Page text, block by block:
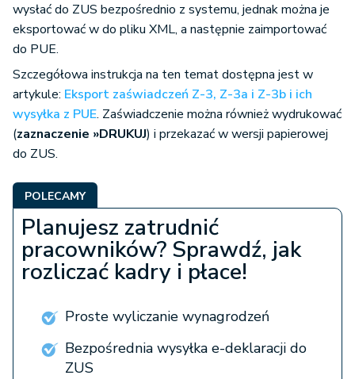
wysłać do ZUS bezpośrednio z systemu, jednak można je
eksportować w do pliku XML, a następnie zaimportować
do PUE.
Szczegółowa instrukcja na ten temat dostępna jest w
artykule: Eksport zaświadczeń Z-3, Z-3a i Z-3b i ich
wysyłka z PUE. Zaświadczenie można również wydrukować
(zaznaczenie »DRUKUJ) i przekazać w wersji papierowej
do ZUS.
POLECAMY
Planujesz zatrudnić
pracowników? Sprawdź, jak
rozliczać kadry i płace!
Proste wyliczanie wynagrodzeń
Bezpośrednia wysyłka e-deklaracji do
ZUS